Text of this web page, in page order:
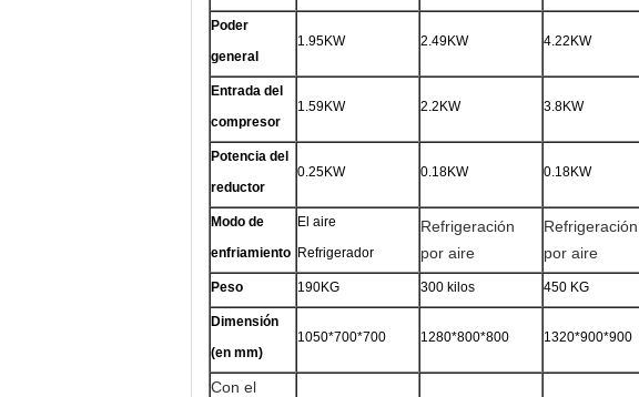
Poder
general
1.95KW 2.49KW 4.22KW
Entrada del
compresor
1.59KW 2.2KW 3.8KW
Potencia del
reductor
0.25KW 0.18KW 0.18KW
Modo de
enfriamiento
El aire
Refrigerador
Refrigeración
por aire
Refrigeración
por aire
Peso 190KG 300 kilos 450 KG
Dimensión
(en mm)
1050*700*700 1280*800*800 1320*900*900
Con el